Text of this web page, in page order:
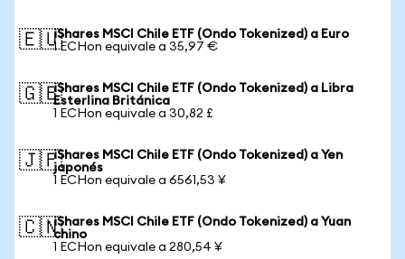
🇪🇺iShares MSCI Chile ETF (Ondo Tokenized) a Euro
1 ECHon equivale a 35,97 €
🇬🇧iShares MSCI Chile ETF (Ondo Tokenized) a Libra
Esterlina Británica
1 ECHon equivale a 30,82 £
🇯🇵iShares MSCI Chile ETF (Ondo Tokenized) a Yen
japonés
1 ECHon equivale a 6561,53 ¥
🇨🇳iShares MSCI Chile ETF (Ondo Tokenized) a Yuan
chino
1 ECHon equivale a 280,54 ¥